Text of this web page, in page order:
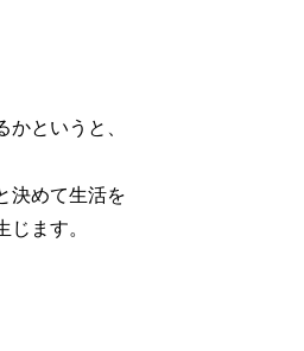
かというと、
決めて生活を
じます。